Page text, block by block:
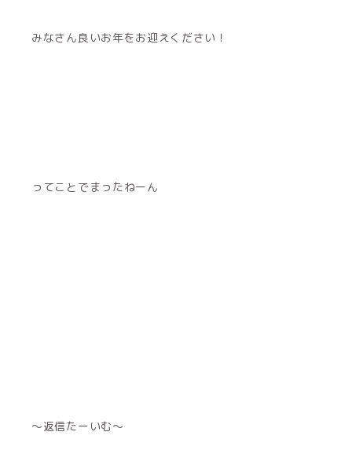
みなさん良いお年をお迎えください！
ってことでまったねーん
〜返信たーいむ〜